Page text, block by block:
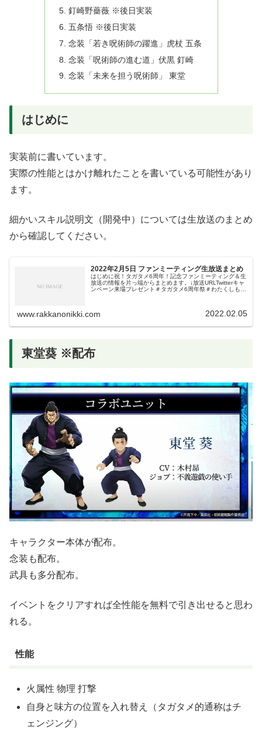
釘崎野薔薇 ※後日実装
五条悟 ※後日実装
念装「若き呪術師の躍進」虎杖 五条
念装「呪術師の進む道」伏黒 釘崎
念装「未来を担う呪術師」 東堂
はじめに
実装前に書いています。
実際の性能とはかけ離れたことを書いている可能性があり
ます。
細かいスキル説明文（開発中）については生放送のまとめ
から確認してください。
2022年2月5日 ファンミーティング生放送まとめ
はじめに祝！タガタメ6周年！記念ファンミーティング＆生
放送の情報を片っ端からまとめます。↓放送URLTwitterキャ
ンペーン来場プレゼント＃タガタメ6周年祭＃わたくしも皆
www.rakkanonikki.com 2022.02.05
東堂葵 ※配布
キャラクター本体が配布。
念装も配布。
武具も多分配布。
イベントをクリアすれば全性能を無料で引き出せると思わ
れる。
性能
火属性 物理 打撃
自身と味方の位置を入れ替え（タガタメ的通称はチ
ェンジング）